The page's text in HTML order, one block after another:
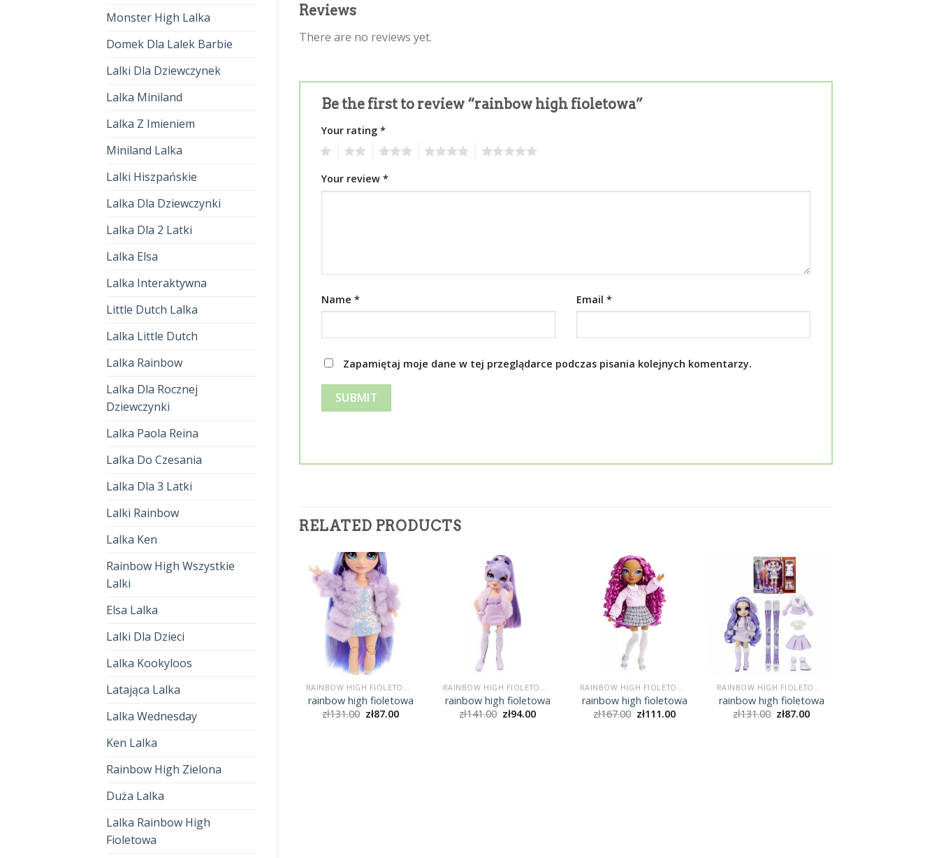
Monster High Lalka
Domek Dla Lalek Barbie
Lalki Dla Dziewczynek
Lalka Miniland
Lalka Z Imieniem
Miniland Lalka
Lalki Hiszpańskie
Lalka Dla Dziewczynki
Lalka Dla 2 Latki
Lalka Elsa
Lalka Interaktywna
Little Dutch Lalka
Lalka Little Dutch
Lalka Rainbow
Lalka Dla Rocznej
Dziewczynki
Lalka Paola Reina
Lalka Do Czesania
Lalka Dla 3 Latki
Lalki Rainbow
Lalka Ken
Rainbow High Wszystkie
Lalki
Elsa Lalka
Lalki Dla Dzieci
Lalka Kookyloos
Latająca Lalka
Lalka Wednesday
Ken Lalka
Rainbow High Zielona
Duża Lalka
Lalka Rainbow High
Fioletowa
Reviews
There are no reviews yet.
Be the first to review “rainbow high fioletowa”
Your rating *
Your review *
Name * Email *
Zapamiętaj moje dane w tej przeglądarce podczas pisania kolejnych komentarzy.
RELATED PRODUCTS
rainbow high fioletowa
zł131.00 zł87.00
rainbow high fioletowa
zł141.00 zł94.00
rainbow high fioletowa
zł167.00 zł111.00
rainbow high fioletowa
zł131.00 zł87.00
RAINBOW HIGH FIOLETOWA
rainbow high fioletowa
86.00
zł140.00